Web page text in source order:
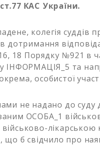
КАС України.
колегія суддів
дотримання
18 Порядку №921 в
ІНФОРМАЦІЯ_5 та
особистої
не надано до
ОСОБА_1
що б свідчило про